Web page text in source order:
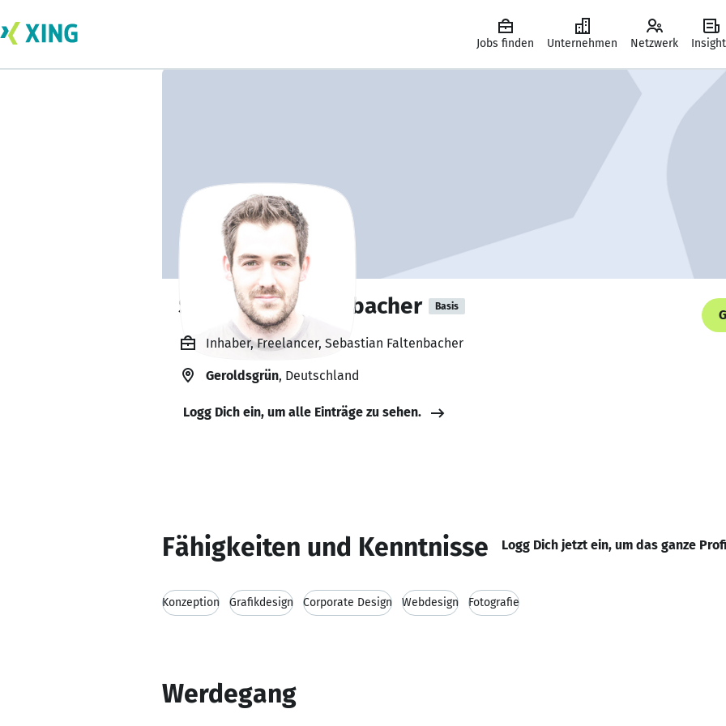
Jobs finden Unternehmen Netzwerk
Sebastian Faltenbacher Basis
Inhaber, Freelancer, Sebastian Faltenbacher
Geroldsgrün, Deutschland
Logg Dich ein, um alle Einträge zu sehen.
Fähigkeiten und Kenntnisse Logg Dich jetzt ein, um das ganze
Konzeption Grafikdesign Corporate Design Webdesign Fotografie
Werdegang